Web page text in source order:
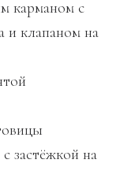
карманом с
и клапаном на
застёжкой на